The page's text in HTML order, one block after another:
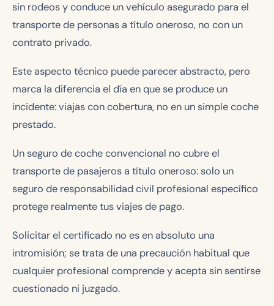
sin rodeos y conduce un vehículo asegurado para el
transporte de personas a título oneroso, no con un
contrato privado.
Este aspecto técnico puede parecer abstracto, pero
marca la diferencia el día en que se produce un
incidente: viajas con cobertura, no en un simple coche
prestado.
Un seguro de coche convencional no cubre el
transporte de pasajeros a título oneroso: solo un
seguro de responsabilidad civil profesional específico
protege realmente tus viajes de pago.
Solicitar el certificado no es en absoluto una
intromisión; se trata de una precaución habitual que
cualquier profesional comprende y acepta sin sentirse
cuestionado ni juzgado.